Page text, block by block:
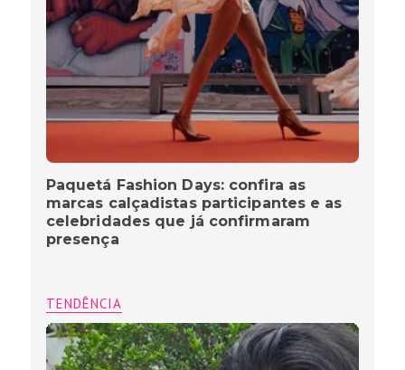
Paquetá Fashion Days: confira as
marcas calçadistas participantes e as
celebridades que já confirmaram
presença
TENDÊNCIA